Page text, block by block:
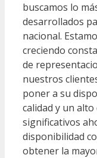
buscamos lo
desarrollados
nacional.
creciendo
de
nuestros
poner a su
calidad y un
significativos
disponibilidad
obtener la